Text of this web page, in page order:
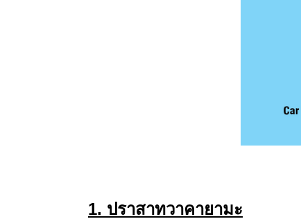
1. ปราสาทวาคายามะ